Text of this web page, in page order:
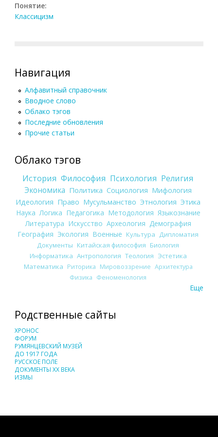
Понятие:
Классицизм
Навигация
Алфавитный справочник
Вводное слово
Облако тэгов
Последние обновления
Прочие статьи
Облако тэгов
История Философия Психология Религия
Экономика Политика Социология Мифология
Идеология Право Мусульманство Этнология Этика
Наука Логика Педагогика Методология Языкознание
Литература Искусство Археология Демография
География Экология Военные Культура
Дипломатия
Документы Китайская философия Биология
Информатика Антропология Теология Эстетика
Математика Риторика Мировоззрение Архитектура
Физика Феноменология
Еще
Родственные сайты
ХРОНОС
ФОРУМ
РУМЯНЦЕВСКИЙ МУЗЕЙ
ДО 1917 ГОДА
РУССКОЕ ПОЛЕ
ДОКУМЕНТЫ XX ВЕКА
ИЗМЫ